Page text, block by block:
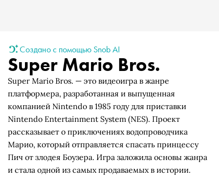
Создано с помощью Snob AI
Super Mario Bros.
Super Mario Bros. — это видеоигра в жанре
платформера, разработанная и выпущенная
компанией Nintendo в 1985 году для приставки
Nintendo Entertainment System (NES). Проект
рассказывает о приключениях водопроводчика
Марио, который отправляется спасать принцессу
Пич от злодея Боузера. Игра заложила основы жанра
и стала одной из самых продаваемых в истории.